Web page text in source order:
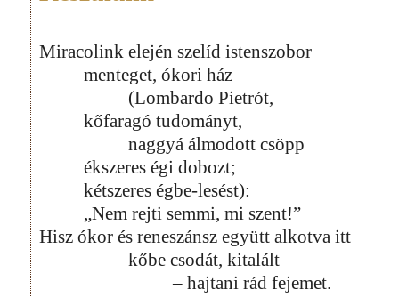
Miracolink elején szelíd istenszobor
menteget, ókori ház
(Lombardo Pietrót,
kőfaragó tudományt,
naggyá álmodott csöpp
ékszeres égi dobozt;
kétszeres égbe-lesést):
„Nem rejti semmi, mi szent!”
Hisz ókor és reneszánsz együtt alkotva itt
kőbe csodát, kitalált
– hajtani rád fejemet.